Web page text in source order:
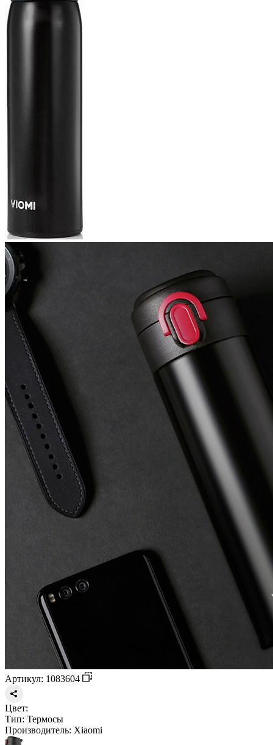
Артикул: 1083604
Цвет:
Тип: Термосы
Производитель: Xiaomi